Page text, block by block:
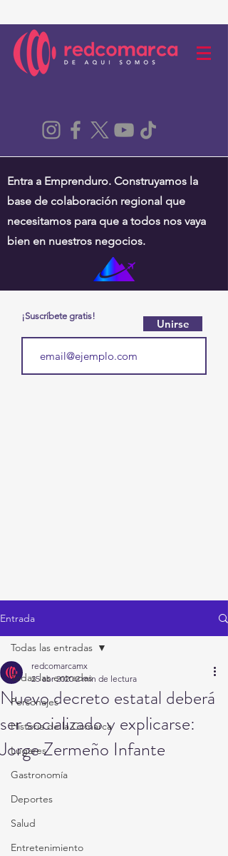
Entra a Emprenduro. Construyamos la
base de colaboración regional que
necesitamos para que a todos nos vaya
bien en nuestros negocios.
¡Suscríbete gratis!
Unirse
Entrada
Todas las entradas
Personajes
Historia de la Comarca
Lugares
Gastronomía
Deportes
Salud
Entretenimiento
Todas las entradas
Nuevo decreto estatal deberá
ser socializado y explicarse:
Jorge Zermeño Infante
redcomarcamx
25 abr 2020 2 min de lectura